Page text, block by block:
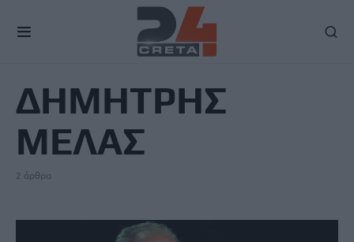
ΔΗΜΗΤΡΗΣ
ΜΕΛΑΣ
2 άρθρα